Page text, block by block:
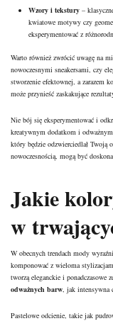
Wzory i tekstury –
kwiatowe motywy czy
eksperymentować z
Warto również zwrócić uwagę na
nowoczesnymi sneakersami, czy
stworzenie efektownej, a zarazem
może przynieść zaskakujące
Nie bój się eksperymentować i
kreatywnym dodatkom i
który będzie odzwierciedlał Twoją
nowoczesnością, mogą być
Jakie
w
W obecnych trendach mody
komponować z wieloma
tworzą eleganckie i ponadczasowe
odważnych barw , jak
Pastelowe odcienie, takie jak